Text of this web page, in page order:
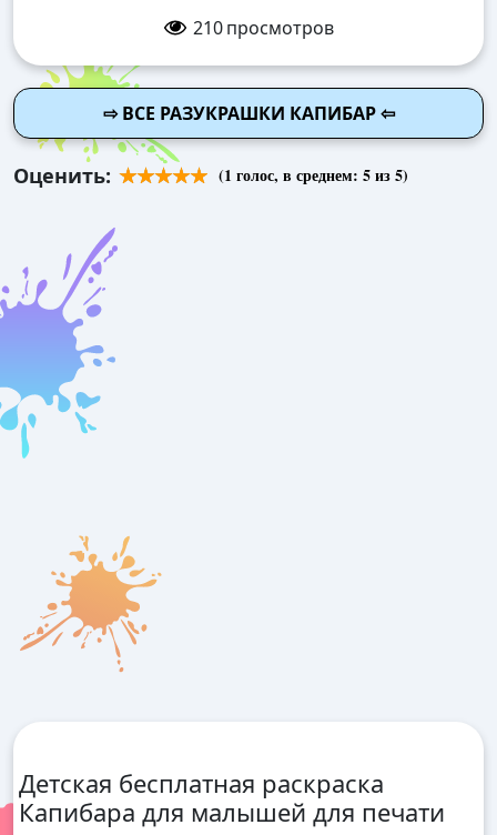
210 просмотров
⇨ ВСЕ РАЗУКРАШКИ КАПИБАР ⇦
Оценить: (1 голос, в среднем: 5из 5)
Детская бесплатная раскраска
Капибара для малышей для печати